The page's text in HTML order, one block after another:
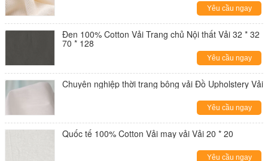
Yêu cầu ngay
Đen 100% Cotton Vải Trang chủ Nội thất Vải 32 * 32
70 * 128
Yêu cầu ngay
Chuyên nghiệp thời trang bông vải Đồ Upholstery Vải
Yêu cầu ngay
Quốc tế 100% Cotton Vải may vải Vải 20 * 20
Yêu cầu ngay